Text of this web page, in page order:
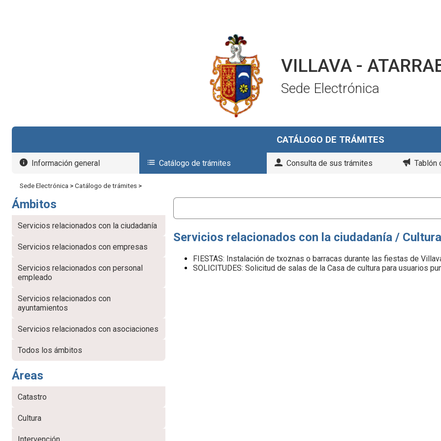
Sede Electrónica
VILLAVA -
CATÁLOGO DE TRÁMITES
Información general Catálogo de trámites Consulta de sus trámites Tablón
Sede Electrónica >Catálogo de trámites >
Ámbitos
Servicios relacionados con la ciudadanía
Servicios relacionados con empresas
Servicios relacionados con personal
empleado
Servicios relacionados con
ayuntamientos
Servicios relacionados con asociaciones
Todos los ámbitos
Áreas
Catastro
Cultura
Servicios relacionados con la ciudadanía / Cultura
FIESTAS: Instalación de txoznas o barracas durante las fiestas de
SOLICITUDES: Solicitud de salas de la Casa de cultura para usuarios